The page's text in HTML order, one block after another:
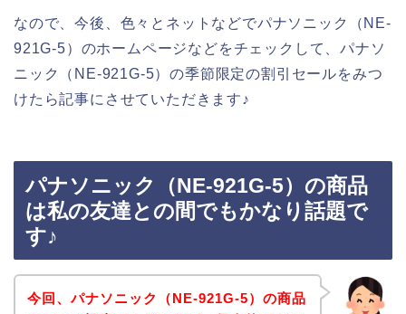
なので、今後、色々とネットなどでパナソニック（NE-
921G-5）のホームページなどをチェックして、パナソ
ニック（NE-921G-5）の季節限定の割引セールをみつ
けたら記事にさせていただきます♪
パナソニック（NE-921G-5）の商品
は私の友達との間でもかなり話題で
す♪
今回、パナソニック（NE-921G-5）の商品